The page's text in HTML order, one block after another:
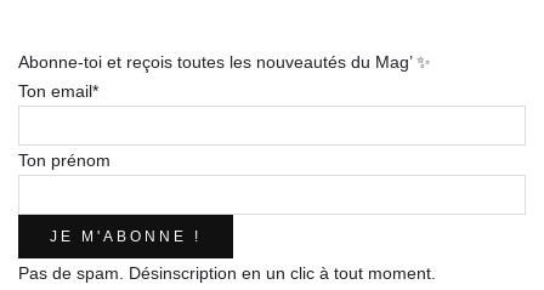
Abonne-toi et reçois toutes les nouveautés du Mag’ ✨
Ton email*
Ton prénom
Pas de spam. Désinscription en un clic à tout moment.